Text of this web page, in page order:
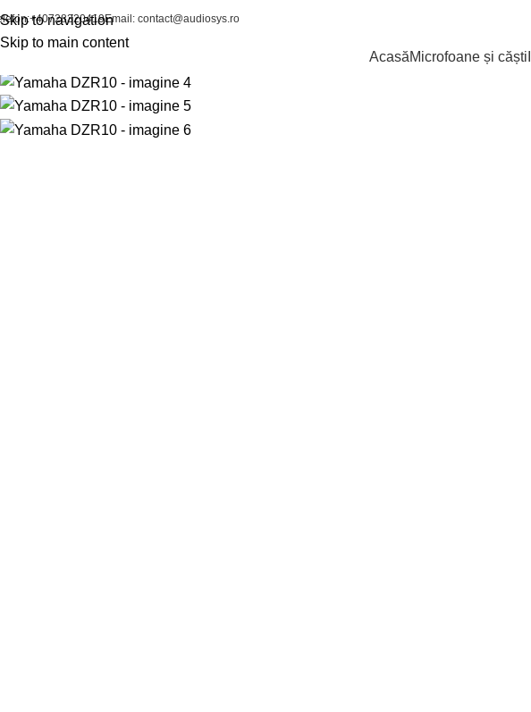
Skip to navigation
Skip to main content
Email: contact@audiosys.ro
AcasăMicrofoane și căști
Click to enlarge